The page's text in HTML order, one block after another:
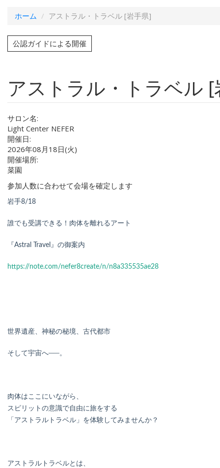
ホーム アストラル・トラベル [岩手県]
公認ガイドによる開催
アストラル・トラベル
サロン名:
Light Center NEFER
開催日:
2026年08月18日(火)
開催場所:
菜園
参加人数に合わせて会場を確定します
岩手8/18
誰でも受講できる！肉体を離れるアート
『Astral Travel』の御案内
https://note.com/nefer8create/n/n8a335535ae28
世界遺産、神秘の秘境、古代都市
そして宇宙へ──。
肉体はここにいながら、
スピリットの意識で自由に旅をする
「アストラルトラベル」を体験してみませんか？
アストラルトラベルとは、